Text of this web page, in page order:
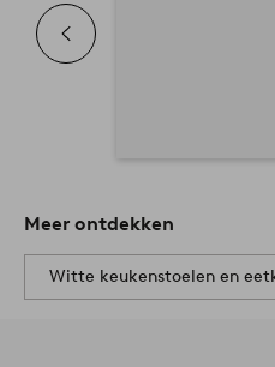
Meer ontdekken
Witte keukenstoelen en